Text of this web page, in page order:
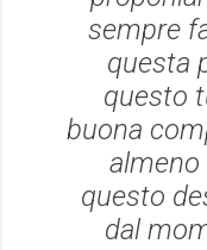
sempre
questa
questo
buona
almeno
questo
dal